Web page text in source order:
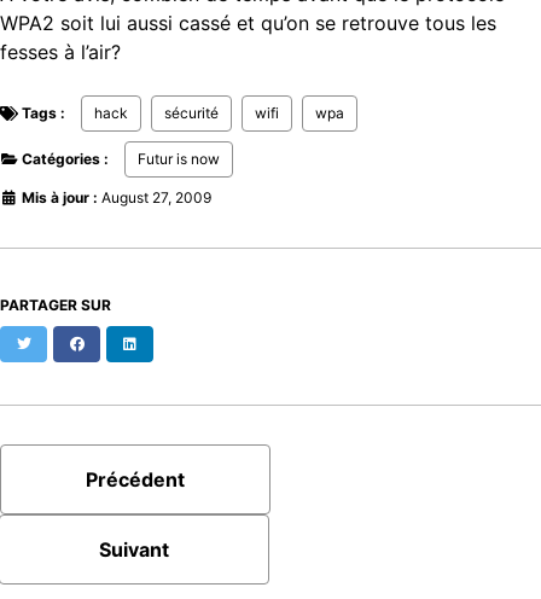
WPA2 soit lui aussi cassé et qu’on se retrouve tous les
fesses à l’air?
Tags : hack sécurité wifi wpa
Catégories : Futur is now
Mis à jour : August 27, 2009
PARTAGER SUR
Twitter Facebook
Précédent
Suivant